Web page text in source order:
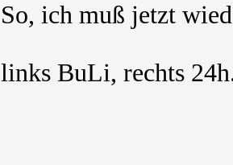
So, ich muß jetzt
links BuLi, rechts